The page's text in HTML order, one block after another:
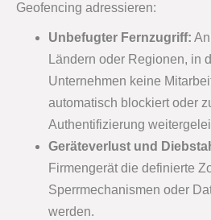
Geofencing adressieren:
Unbefugter Fernzugriff:
Ländern oder Regionen, in
Unternehmen keine
automatisch blockiert oder
Authentifizierung
Geräteverlust und
Firmengerät die definierte
Sperrmechanismen oder
werden.